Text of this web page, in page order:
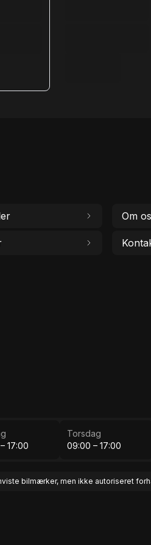
Om os
17:00
Torsdag
09:00 – 17:00
bilmærker, men ikke autoriseret